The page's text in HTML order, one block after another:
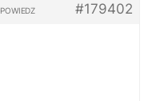
#179402